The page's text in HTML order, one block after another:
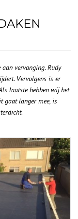
vervanging. Rudy
Vervolgens is er
laatste hebben wij het
gaat langer mee, is